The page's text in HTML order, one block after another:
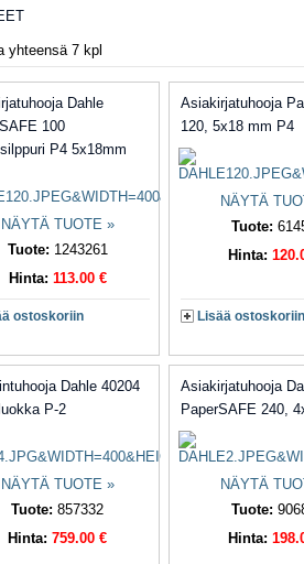
yhteensä 7 kpl
Dahle
100
P4 5x18mm
NÄYTÄ TUOTE »
Tuote: 1243261
Hinta: 113.00 €
ostoskoriin
Asiakirjatuhooja
120, 5x18 mm P4
NÄYTÄ
Tuote:
Hinta:
Lisää ostoskoriin
Dahle 40204
P-2
NÄYTÄ TUOTE »
Tuote:857332
Hinta:759.00 €
Asiakirjatuhooja
PaperSAFE 240,
NÄYTÄ
Tuote:
Hinta: